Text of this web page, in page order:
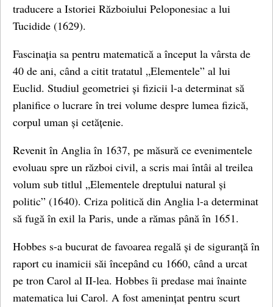
traducere a Istoriei Războiului Peloponesiac a lui
Tucidide (1629).
Fascinația sa pentru matematică a început la vârsta de
40 de ani, când a citit tratatul „Elementele” al lui
Euclid. Studiul geometriei și fizicii l-a determinat să
planifice o lucrare în trei volume despre lumea fizică,
corpul uman și cetățenie.
Revenit în Anglia în 1637, pe măsură ce evenimentele
evoluau spre un război civil, a scris mai întâi al treilea
volum sub titlul „Elementele dreptului natural și
politic” (1640). Criza politică din Anglia l-a determinat
să fugă în exil la Paris, unde a rămas până în 1651.
Hobbes s-a bucurat de favoarea regală și de siguranță în
raport cu inamicii săi începând cu 1660, când a urcat
pe tron Carol al II-lea. Hobbes îi predase mai înainte
matematica lui Carol. A fost amenințat pentru scurt